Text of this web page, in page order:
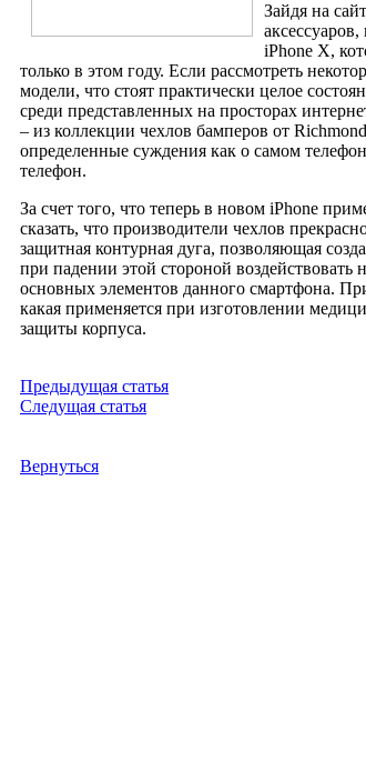
Зайдя на сайт
iPhone Х,
только в этом году. Если рассмотреть
модели, что стоят практически целое
среди представленных на просторах
– из коллекции чехлов бамперов от
определенные суждения как о самом
телефон.
За счет того, что теперь в новом iPhone
сказать, что производители чехлов
защитная контурная дуга, позволяющая
при падении этой стороной воздействовать
основных элементов данного смартфона.
какая применяется при изготовлении
защиты корпуса.
Предыдущая статья
Следущая статья
Вернуться